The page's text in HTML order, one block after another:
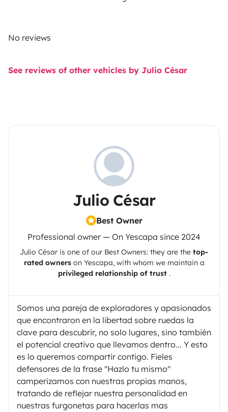
No reviews
See reviews of other vehicles by Julio César
Julio César
Best Owner
Professional owner — On Yescapa since 2024
Julio César is one of our Best Owners: they are the top-
rated ownerson Yescapa, with whom we maintain a
privileged relationship of trust.
Somos una pareja de exploradores y apasionados
que encontraron en la libertad sobre ruedas la
clave para descubrir, no solo lugares, sino también
el potencial creativo que llevamos dentro... Y esto
es lo queremos compartir contigo. Fieles
defensores de la frase "Hazlo tu mismo"
camperizamos con nuestras propias manos,
tratando de reflejar nuestra personalidad en
nuestras furgonetas para hacerlas mas